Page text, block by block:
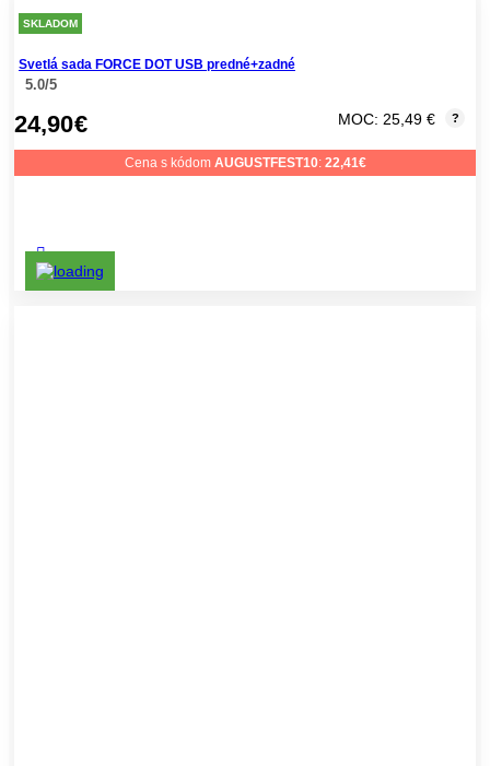
SKLADOM
Svetlá sada FORCE DOT USB predné+zadné
5.0/5
24,90€ MOC: 25,49 € ?
Cena s kódom AUGUSTFEST10: 22,41€